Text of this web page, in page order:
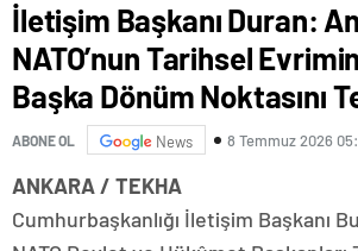
İletişim Başkanı Duran:
NATO’nun Tarihsel
Başka Dönüm Noktasını
ABONE OL News 8 Temmuz 2026
ANKARA / TEKHA
Cumhurbaşkanlığı İletişim Başkanı